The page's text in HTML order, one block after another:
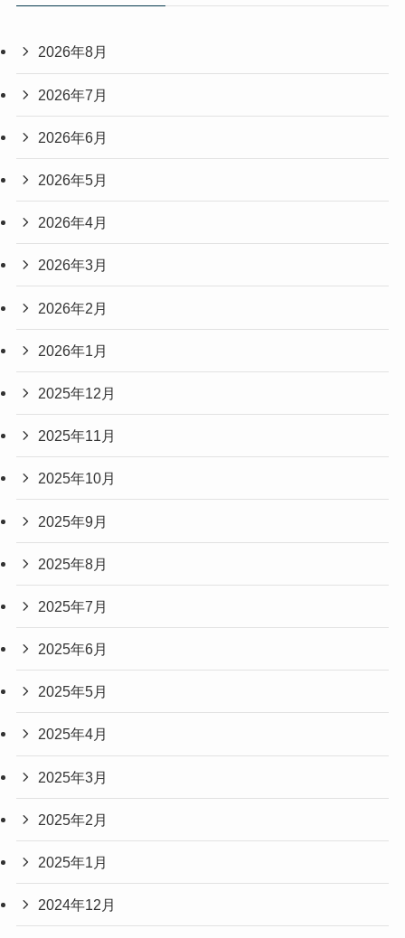
2026年8月
2026年7月
2026年6月
2026年5月
2026年4月
2026年3月
2026年2月
2026年1月
2025年12月
2025年11月
2025年10月
2025年9月
2025年8月
2025年7月
2025年6月
2025年5月
2025年4月
2025年3月
2025年2月
2025年1月
2024年12月